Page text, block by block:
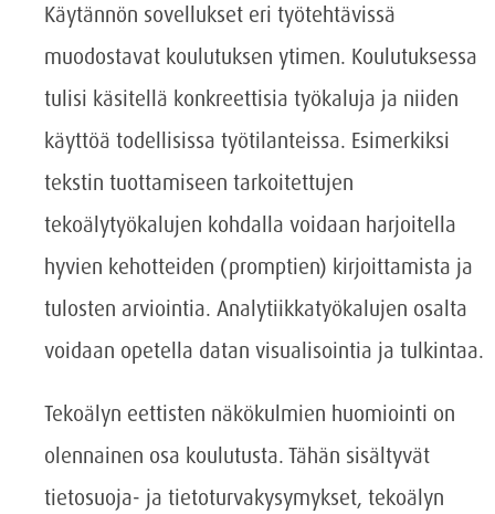
Käytännön sovellukset eri työtehtävissä
muodostavat koulutuksen ytimen. Koulutuksessa
tulisi käsitellä konkreettisia työkaluja ja niiden
käyttöä todellisissa työtilanteissa. Esimerkiksi
tekstin tuottamiseen tarkoitettujen
tekoälytyökalujen kohdalla voidaan harjoitella
hyvien kehotteiden (promptien) kirjoittamista ja
tulosten arviointia. Analytiikkatyökalujen osalta
voidaan opetella datan visualisointia ja tulkintaa.
Tekoälyn eettisten näkökulmien huomiointi on
olennainen osa koulutusta. Tähän sisältyvät
tietosuoja- ja tietoturvakysymykset, tekoälyn